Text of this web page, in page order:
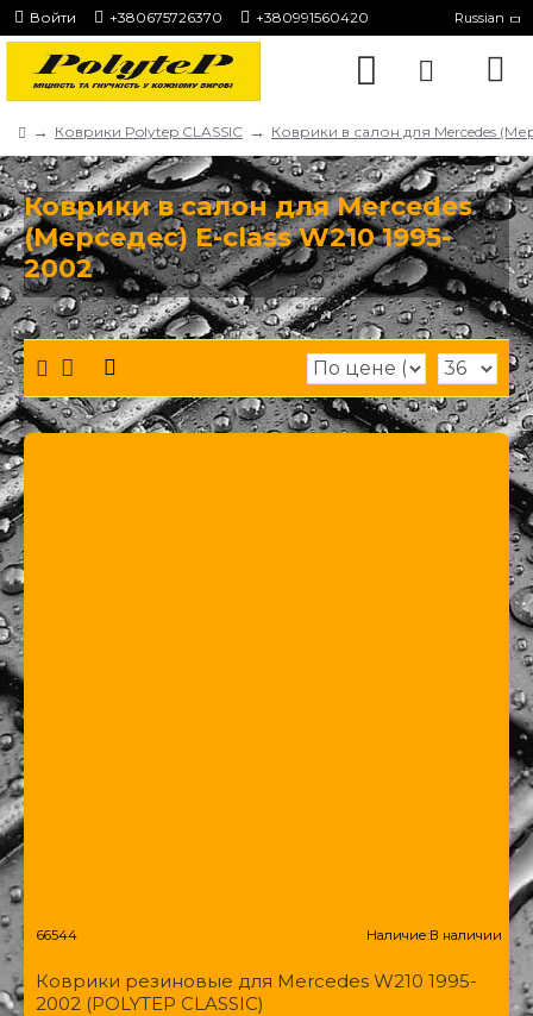
Войти +380675726370 +380991560420 Russian
Коврики Polytep CLASSIC Коврики в салон для Mercedes
Коврики в салон для Mercedes
(Мерседес) E-class W210 1995-
2002
66544 Наличие:В наличии
Коврики резиновые для Mercedes W210 1995-
2002 (POLYTEP CLASSIC)